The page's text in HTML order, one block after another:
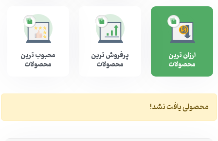
ارزان ترین
محصولات
پرفروش ترین
محصولات
محبوب ترین
محصولات
محصولی یافت نشد!